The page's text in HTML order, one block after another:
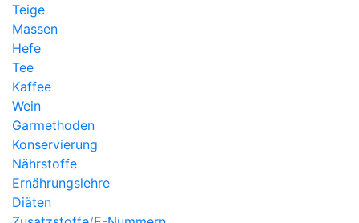
Teige
Massen
Hefe
Tee
Kaffee
Wein
Garmethoden
Konservierung
Nährstoffe
Ernährungslehre
Diäten